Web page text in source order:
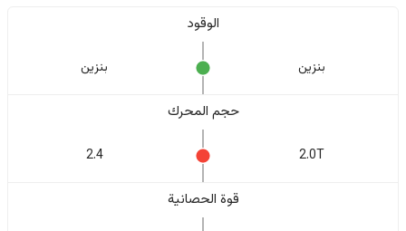
الوقود
بنزين بنزين
حجم المحرك
2.0T
2.4
قوة الحصانية